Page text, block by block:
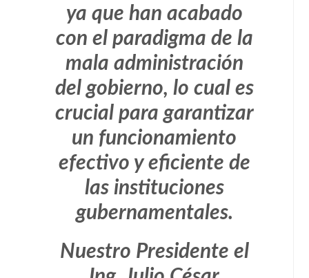
ya que han acabado
con el paradigma de la
mala administración
del gobierno, lo cual es
crucial para garantizar
un funcionamiento
efectivo y eficiente de
las instituciones
gubernamentales.
Nuestro Presidente el